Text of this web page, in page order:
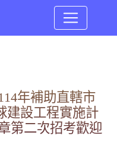
年補助直轄市
建設工程實施計
第二次招考歡迎